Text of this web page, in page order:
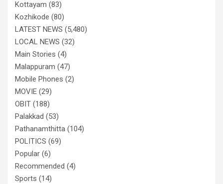
Kottayam (83)
Kozhikode (80)
LATEST NEWS (5,480)
LOCAL NEWS (32)
Main Stories (4)
Malappuram (47)
Mobile Phones (2)
MOVIE (29)
OBIT (188)
Palakkad (53)
Pathanamthitta (104)
POLITICS (69)
Popular (6)
Recommended (4)
Sports (14)